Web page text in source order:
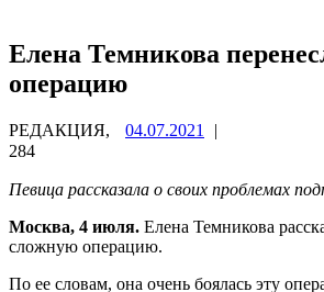
Елена Темникова
операцию
РЕДАКЦИЯ, 04.07.2021
|
284
Певица рассказала о своих проблемах
Москва, 4 июля. Елена Темникова
сложную операцию.
По ее словам, она очень боялась эту